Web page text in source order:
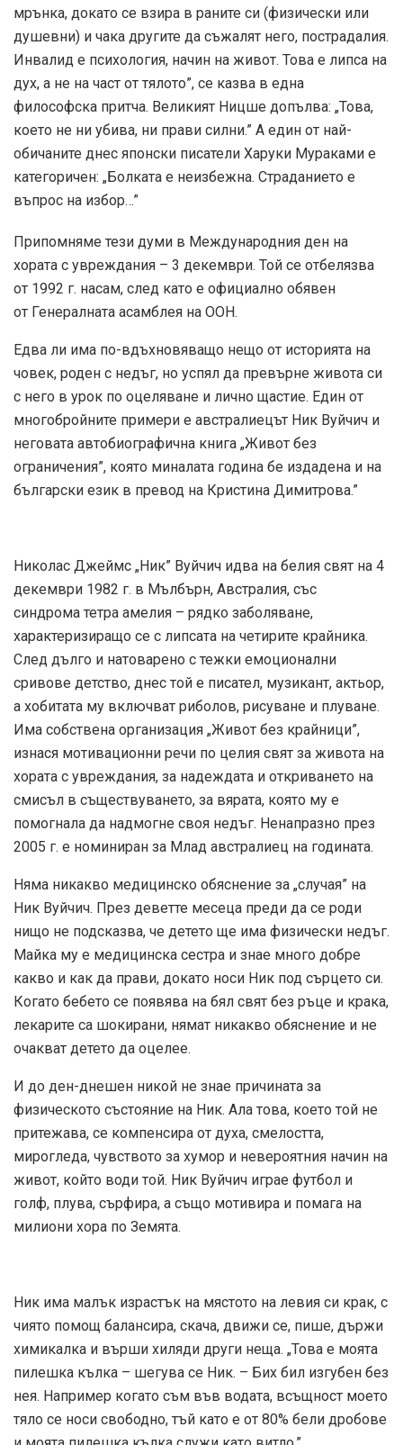
мрънка, докато се взира в раните си (физически или
душевни) и чака другите да съжалят него, пострадалия.
Инвалид е психология, начин на живот. Това е липса на
дух, а не на част от тялото”, се казва в една
философска притча. Великият Ницше допълва: „Това,
което не ни убива, ни прави силни.” А един от най-
обичаните днес японски писатели Харуки Мураками е
категоричен: „Болката е неизбежна. Страданието е
въпрос на избор…”
Припомняме тези думи в Международния ден на
хората с увреждания – 3 декември. Той се отбелязва
от 1992 г. насам, след като е официално обявен
от Генералната асамблея на ООН.
Едва ли има по-вдъхновяващо нещо от историята на
човек, роден с недъг, но успял да превърне живота си
с него в урок по оцеляване и лично щастие. Един от
многобройните примери е австралиецът Ник Вуйчич и
неговата автобиографична книга „Живот без
ограничения”, която миналата година бе издадена и на
български език в превод на Кристина Димитрова.”
Николас Джеймс „Ник” Вуйчич идва на белия свят на 4
декември 1982 г. в Мълбърн, Австралия, със
синдрома тетра амелия – рядко заболяване,
характеризиращо се с липсата на четирите крайника.
След дълго и натоварено с тежки емоционални
сривове детство, днес той е писател, музикант, актьор,
а хобитата му включват риболов, рисуване и плуване.
Има собствена организация „Живот без крайници”,
изнася мотивационни речи по целия свят за живота на
хората с увреждания, за надеждата и откриването на
смисъл в съществуването, за вярата, която му е
помогнала да надмогне своя недъг. Ненапразно през
2005 г. е номиниран за Млад австралиец на годината.
Няма никакво медицинско обяснение за „случая” на
Ник Вуйчич. През деветте месеца преди да се роди
нищо не подсказва, че детето ще има физически недъг.
Майка му е медицинска сестра и знае много добре
какво и как да прави, докато носи Ник под сърцето си.
Когато бебето се появява на бял свят без ръце и крака,
лекарите са шокирани, нямат никакво обяснение и не
очакват детето да оцелее.
И до ден-днешен никой не знае причината за
физическото състояние на Ник. Ала това, което той не
притежава, се компенсира от духа, смелостта,
мирогледа, чувството за хумор и невероятния начин на
живот, който води той. Ник Вуйчич играе футбол и
голф, плува, сърфира, а също мотивира и помага на
милиони хора по Земята.
Ник има малък израстък на мястото на левия си крак, с
чиято помощ балансира, скача, движи се, пише, държи
химикалка и върши хиляди други неща. „Това е моята
пилешка кълка – шегува се Ник. – Бих бил изгубен без
нея. Например когато съм във водата, всъщност моето
тяло се носи свободно, тъй като е от 80% бели дробове